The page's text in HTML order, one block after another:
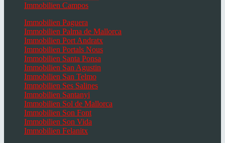
Immobilien Campos
Immobilien Paguera
Immobilien Palma de Mallorca
Immobilien Port Andratx
Immobilien Portals Nous
Immobilien Santa Ponsa
Immobilien San Agustin
Immobilien San Telmo
Immobilien Ses Salines
Immobilien Santanyi
Immobilien Sol de Mallorca
Immobilien Son Font
Immobilien Son Vida
Immobilien Felanitx